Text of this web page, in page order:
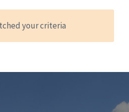
your criteria